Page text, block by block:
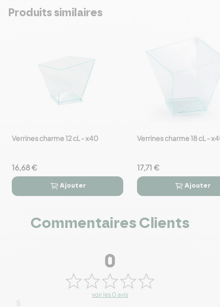
Produits similaires
favorite_border
Verrines charme 12 cL - x40
16,68 €
 
Ajouter
favorite_border
Verrines charme 18 cL -
17,71 €
 
Ajouter
Commentaires Clients
0
voir les 0 avis
5